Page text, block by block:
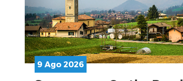
9 Ago 2026